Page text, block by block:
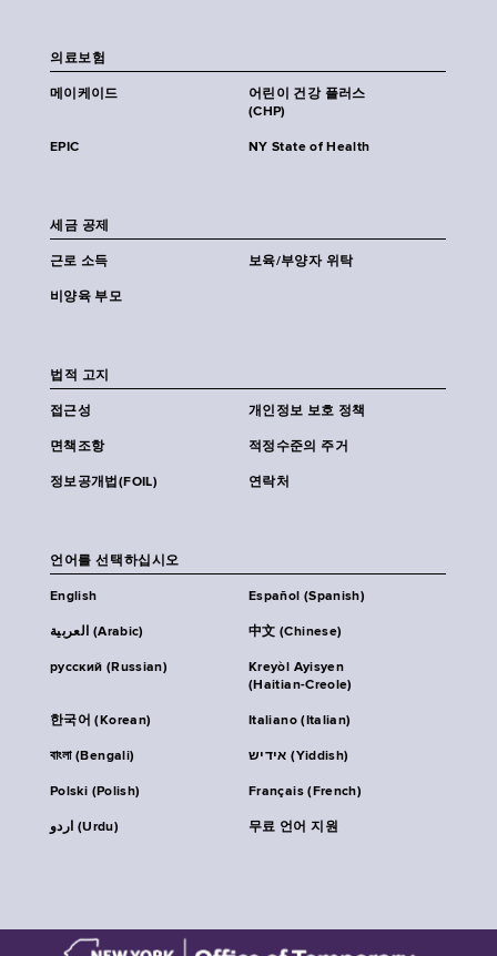
의료보험
메이케이드
어린이 건강 플러스
(CHP)
EPIC NY State of Health
세금 공제
근로 소득 보육/부양자 위탁
비양육 부모
법적 고지
접근성 개인정보 보호 정책
면책조항 적정수준의 주거
정보공개법(FOIL) 연락처
언어를 선택하십시오
English Español (Spanish)
العربية (Arabic) 中文 (Chinese)
русский (Russian)
Kreyòl Ayisyen
(Haitian-Creole)
한국어 (Korean) Italiano (Italian)
বাংলা (Bengali) אידיש (Yiddish)
Polski (Polish) Français (French)
اردو (Urdu) 무료 언어 지원